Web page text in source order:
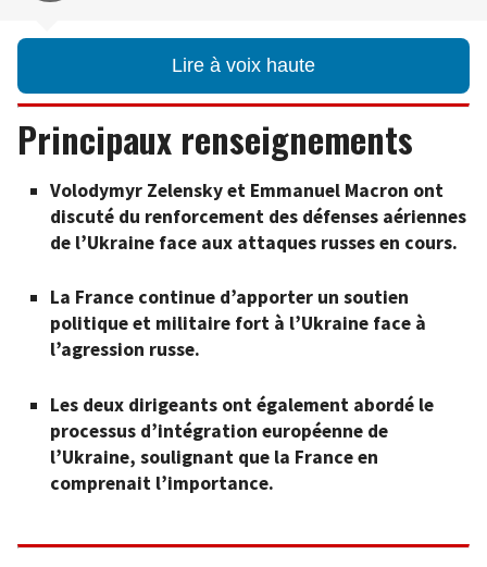
Lire à voix haute
Principaux renseignements
Volodymyr Zelensky et Emmanuel Macron ont
discuté du renforcement des défenses aériennes
de l’Ukraine face aux attaques russes en cours.
La France continue d’apporter un soutien
politique et militaire fort à l’Ukraine face à
l’agression russe.
Les deux dirigeants ont également abordé le
processus d’intégration européenne de
l’Ukraine, soulignant que la France en
comprenait l’importance.